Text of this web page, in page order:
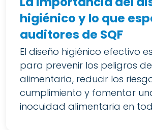
higiénico y lo que
auditores de SQF
El diseño higiénico efectivo
para prevenir los peligros
alimentaria, reducir los
cumplimiento y fomentar
inocuidad alimentaria en